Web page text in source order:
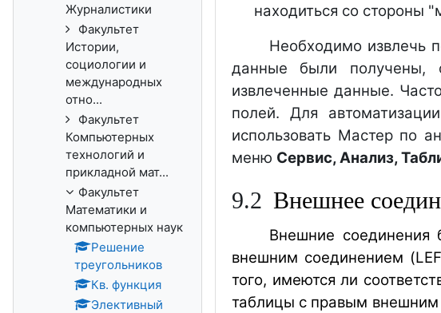
находиться со стороны
Необходимо извлечь
данные были получены,
извлеченные данные.
полей. Для
использовать Мастер по
меню Сервис, Анализ,
9.2 Внешнее
Внешние
внешним соединением
того, имеются ли
таблицы с правым внешним
Журналистики
Факультет
Истории,
социологии и
международных
отно...
Факультет
Компьютерных
технологий и
прикладной мат...
Факультет
Математики и
компьютерных наук
Решение
треугольников
Кв. функция
Элективный